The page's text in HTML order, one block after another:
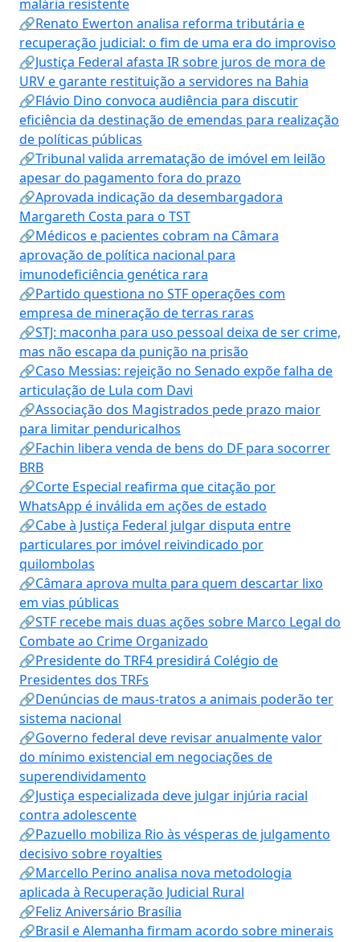
malária resistente
🔗Renato Ewerton analisa reforma tributária e
recuperação judicial: o fim de uma era do improviso
🔗Justiça Federal afasta IR sobre juros de mora de
URV e garante restituição a servidores na Bahia
🔗Flávio Dino convoca audiência para discutir
eficiência da destinação de emendas para realização
de políticas públicas
🔗Tribunal valida arrematação de imóvel em leilão
apesar do pagamento fora do prazo
🔗Aprovada indicação da desembargadora
Margareth Costa para o TST
🔗Médicos e pacientes cobram na Câmara
aprovação de política nacional para
imunodeficiência genética rara
🔗Partido questiona no STF operações com
empresa de mineração de terras raras
🔗STJ: maconha para uso pessoal deixa de ser crime,
mas não escapa da punição na prisão
🔗Caso Messias: rejeição no Senado expõe falha de
articulação de Lula com Davi
🔗Associação dos Magistrados pede prazo maior
para limitar penduricalhos
🔗Fachin libera venda de bens do DF para socorrer
BRB
🔗Corte Especial reafirma que citação por
WhatsApp é inválida em ações de estado
🔗Cabe à Justiça Federal julgar disputa entre
particulares por imóvel reivindicado por
quilombolas
🔗Câmara aprova multa para quem descartar lixo
em vias públicas
🔗STF recebe mais duas ações sobre Marco Legal do
Combate ao Crime Organizado
🔗Presidente do TRF4 presidirá Colégio de
Presidentes dos TRFs
🔗Denúncias de maus-tratos a animais poderão ter
sistema nacional
🔗Governo federal deve revisar anualmente valor
do mínimo existencial em negociações de
superendividamento
🔗Justiça especializada deve julgar injúria racial
contra adolescente
🔗Pazuello mobiliza Rio às vésperas de julgamento
decisivo sobre royalties
🔗Marcello Perino analisa nova metodologia
aplicada à Recuperação Judicial Rural
🔗Feliz Aniversário Brasília
🔗Brasil e Alemanha firmam acordo sobre minerais